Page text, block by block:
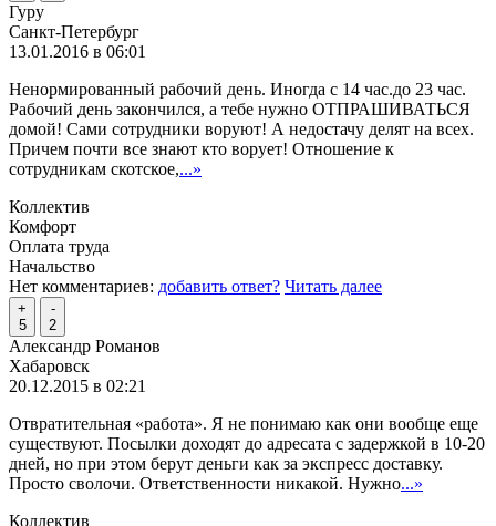
Гуру
Санкт-Петербург
13.01.2016 в 06:01
Ненормированный рабочий день. Иногда с 14 час.до 23 час.
Рабочий день закончился, а тебе нужно ОТПРАШИВАТЬСЯ
домой! Сами сотрудники воруют! А недостачу делят на всех.
Причем почти все знают кто ворует! Отношение к
сотрудникам скотское,...»
Коллектив
Комфорт
Оплата труда
Начальство
Нет комментариев: добавить ответ? Читать далее
+
5
-
2
Александр Романов
Хабаровск
20.12.2015 в 02:21
Отвратительная «работа». Я не понимаю как они вообще еще
существуют. Посылки доходят до адресата с задержкой в 10-20
дней, но при этом берут деньги как за экспресс доставку.
Просто сволочи. Ответственности никакой. Нужно...»
Коллектив